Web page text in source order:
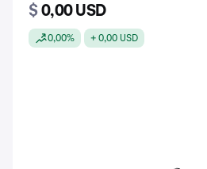
$ 0,00 USD
0,00% + 0,00 USD